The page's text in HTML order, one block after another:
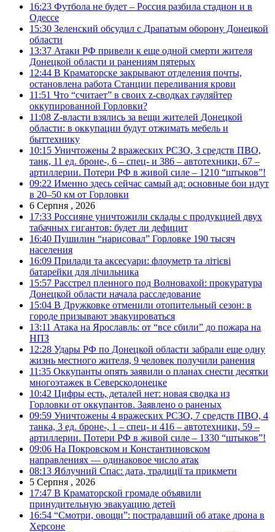
16:23 Футбола не будет – Россия разбила стадион и в
Одессе
15:30 Зеленский обсудил с Драпатым оборону Донецкой
области
13:37 Атаки РФ привели к еще одной смерти жителя
Донецкой области и ранениям пятерых
12:44 В Краматорске закрывают отделения почты,
остановлена работа Станции переливания крови
11:51 Что “считает” в своих z-сводках гауляйтер
оккупированной Горловки?
11:08 Z-власти взялись за вещи жителей Донецкой
области: в оккупации будут отжимать мебель и
быттехнику
10:15 Уничтожены 2 вражеских РСЗО, 3 средств ПВО,
танк, 11 ед. броне-, 6 – спец- и 386 – автотехники, 67 –
артиллерии. Потери РФ в живой силе – 1210 “штыков”!
09:22 Именно здесь сейчас самый ад: основные бои идут
в 20–50 км от Горловки
6 Серпня , 2026
17:33 Россияне уничтожили склады с продукцией двух
табачных гигантов: будет ли дефицит
16:40 Пушилин “нарисовал” Горловке 190 тысяч
населения
16:09 Прилади та аксесуари: флоуметр та літієві
батарейки для лічильника
15:57 Расстрел пленного под Волновахой: прокуратура
Донецкой области начала расследование
15:04 В Дружковке отменили отопительный сезон: в
городе призывают эвакуироваться
13:11 Атака на Ярославль: от “все сбили” до пожара на
НПЗ
12:28 Удары РФ по Донецкой области забрали еще одну
жизнь местного жителя, 9 человек получили ранения
11:35 Оккупанты опять заявили о планах снести десятки
многоэтажек в Северскодонецке
10:42 Цифры есть, деталей нет: новая сводка из
Горловки от оккупантов. Заявлено о раненых
09:59 Уничтожены 4 вражеских РСЗО, 7 средств ПВО, 4
танка, 3 ед. броне-, 1 – спец- и 416 – автотехники, 59 –
артиллерии. Потери РФ в живой силе – 1330 “штыков”!
09:06 На Покровском и Константиновском
направлениях — одинаковое число атак
08:13 Яблучний Спас: дата, традиції та прикмети
5 Серпня , 2026
17:47 В Краматорской громаде объявили
принудительную эвакуацию детей
16:54 “Смотри, овощи”: пострадавший об атаке дрона в
Херсоне